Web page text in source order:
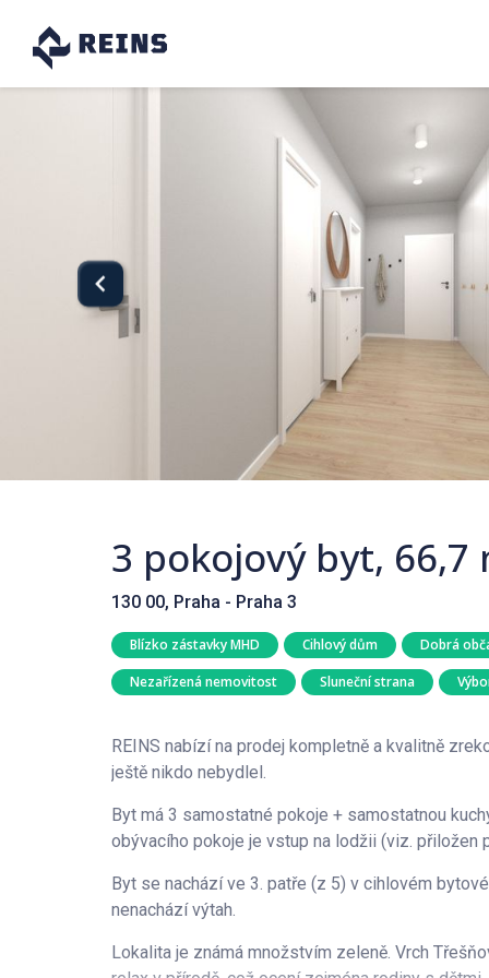
3 pokojový byt, 66,7
130 00, Praha - Praha 3
Blízko zástavky MHD Cihlový dům Dobrá
Nezařízená nemovitost
Sluneční strana
REINS nabízí na prodej kompletně a kvalitně
ještě nikdo nebydlel.
Byt má 3 samostatné pokoje + samostatnou
obývacího pokoje je vstup na lodžii (viz. přiložen
Byt se nachází ve 3. patře (z 5) v cihlovém
nenachází výtah.
Lokalita je známá množstvím zeleně. Vrch